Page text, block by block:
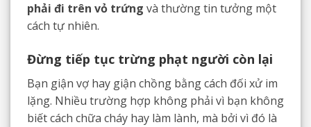
phải đi trên vỏ trứng và thường tin tưởng một
cách tự nhiên.
Đừng tiếp tục trừng phạt người còn lại
Bạn giận vợ hay giận chồng bằng cách đối xử im
lặng. Nhiều trường hợp không phải vì bạn không
biết cách chữa cháy hay làm lành, mà bởi vì đó là